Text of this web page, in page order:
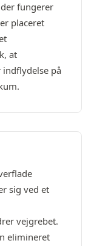
fungerer
placeret
at
på
sig ved et
vejgrebet.
elimineret